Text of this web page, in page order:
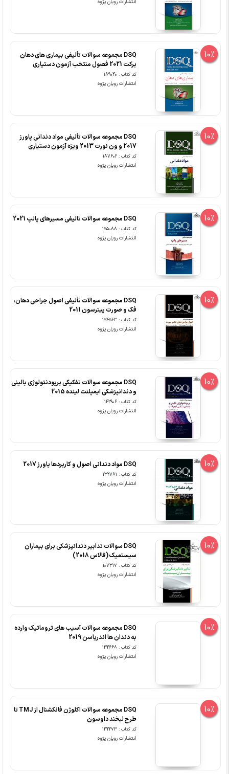
انتشارات رویان پژوه
10%
DSQ مجموعه سوالات تألیفی بیماری های دهان
برکت 2021 فصول منتخب آزمون دستیاری
کد کتاب : 189040
انتشارات رویان پژوه
10%
DSQ مجموعه سوالات تألیفی مواد دندانی پاورز
2017 و ون نورت 2013 ویژه آزمون دستیاری
کد کتاب : 187602
انتشارات رویان پژوه
10% DSQ مجموعه سوالات تالیفی مسیرهای پالپ 2021
کد کتاب : 155088
انتشارات رویان پژوه
10%
DSQ مجموعه سوالات تألیفی اصول جراحی دهان،
فک و صورت پیترسون 2011
کد کتاب : 154563
انتشارات رویان پژوه
10%
DSQ مجموعه سوالات تفکیکی پریودنتولوژی بالینی
و دندانپزشکی ایمپلنت لینده 2015
کد کتاب : 142906
انتشارات رویان پژوه
10% DSQ مواد دندانی اصول و کاربردها پاورز 2017
کد کتاب : 132781
انتشارات رویان پژوه
10%
DSQ سوالات تدابیر دندانپزشکی برای بیماران
سیستمیک (فالاس 2018)
کد کتاب : 107317
انتشارات رویان پژوه
10%
DSQ مجموعه سوالات آسیب های تروماتیک وارده
به دندان ها اندریاسن 2019
کد کتاب : 132668
انتشارات رویان پژوه
10%
DSQ مجموعه سوالات اکلوژن فانکشنال از TMJ تا
طرح لبخند داوسون
کد کتاب : 132273
انتشارات رویان پژوه